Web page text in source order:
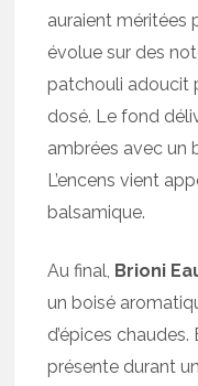
auraient méritées
évolue sur des
patchouli adoucit
dosé. Le fond
ambrées avec un
L’encens vient
balsamique.
Au final, Brioni
un boisé
d’épices
présente durant